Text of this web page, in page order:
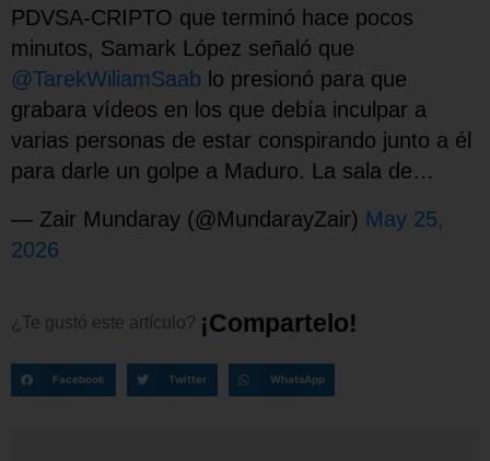
PDVSA-CRIPTO que terminó hace pocos
minutos, Samark López señaló que
@TarekWiliamSaab lo presionó para que
grabara vídeos en los que debía inculpar a
varias personas de estar conspirando junto a él
para darle un golpe a Maduro. La sala de…
— Zair Mundaray (@MundarayZair) May 25,
2026
¿Te gustó este artículo? ¡Comparte o!
Facebook Twitter WhatsApp